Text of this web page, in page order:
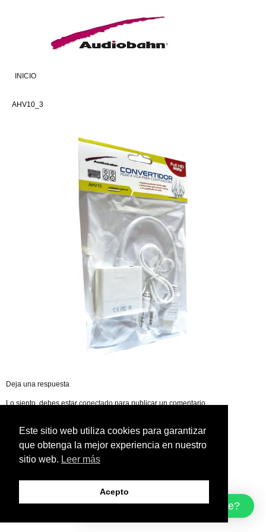
INICIO
AHV10_3
Deja una respuesta
Lo siento, debes estarconectadopara publicar un comentario.
¿Cómo podemos ayudarte?
Este sitio web utiliza cookies para garantizar
que obtenga la mejor experiencia en nuestro
sitio web. Leer más
Acepto